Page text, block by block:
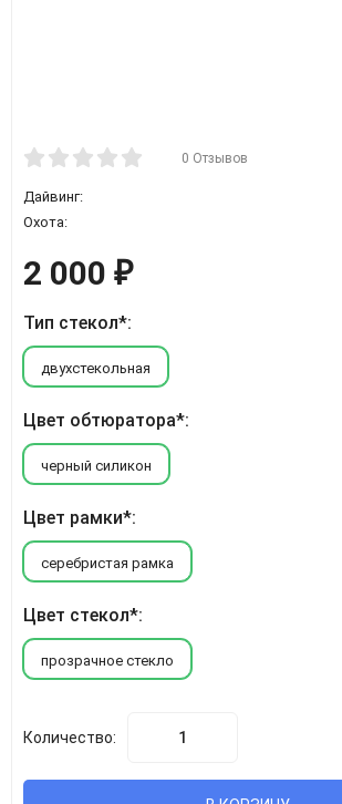
0 Отзывов
Дайвинг:
Охота:
2 000 ₽
Тип стекол*:
двухстекольная
Цвет обтюратора*:
черный силикон
Цвет рамки*:
серебристая рамка
Цвет стекол*:
прозрачное стекло
Количество: